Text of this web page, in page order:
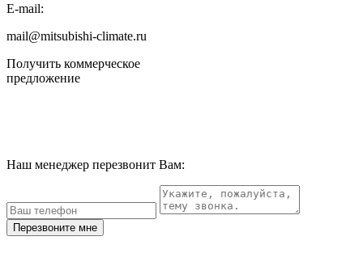
E-mail:
mail@mitsubishi-climate.ru
Получить коммерческое
предложение
Наш менеджер перезвонит Вам:
Перезвоните мне